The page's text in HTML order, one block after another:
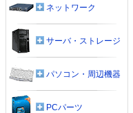
ネットワーク
サーバ・ストレージ
パソコン・周辺機器
PCパーツ